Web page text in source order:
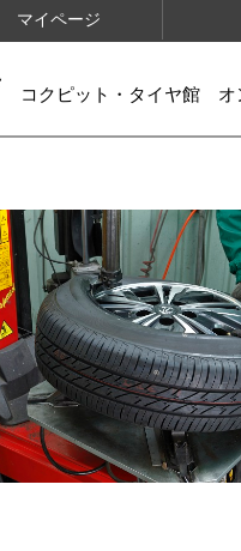
マイページ
コクピット・タイヤ館 オ